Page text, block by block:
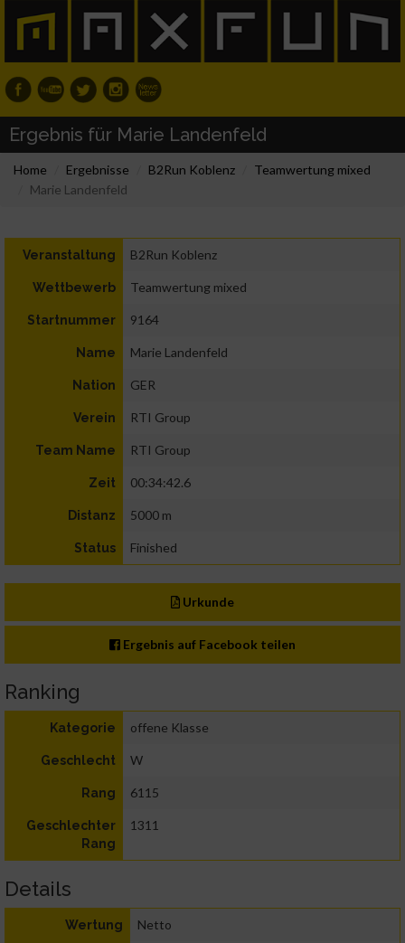
Ergebnis für Marie Landenfeld
Home Ergebnisse B2Run Koblenz
Teamwertung mixed
Marie Landenfeld
Veranstaltung B2Run Koblenz
Wettbewerb Teamwertung mixed
Startnummer 9164
Name Marie Landenfeld
Nation GER
Verein RTI Group
Team Name RTI Group
Zeit 00:34:42.6
Distanz 5000 m
Status Finished
Urkunde
Ergebnis auf Facebook teilen
Ranking
Kategorie offene Klasse
Geschlecht W
Rang 6115
Geschlechter
Rang
1311
Details
Wertung Netto